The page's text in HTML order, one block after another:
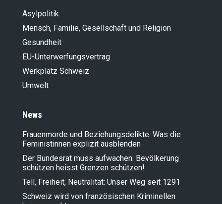
Asylpolitik
Mensch, Familie, Gesellschaft und Religion
Gesundheit
EU-Unterwerfungsvertrag
Werkplatz Schweiz
Umwelt
News
Frauenmorde und Beziehungsdelikte: Was die
Feministinnen explizit ausblenden
Der Bundesrat muss aufwachen: Bevölkerung
schützen heisst Grenzen schützen!
Tell, Freiheit, Neutralität: Unser Weg seit 1291
Schweiz wird von französischen Kriminellen